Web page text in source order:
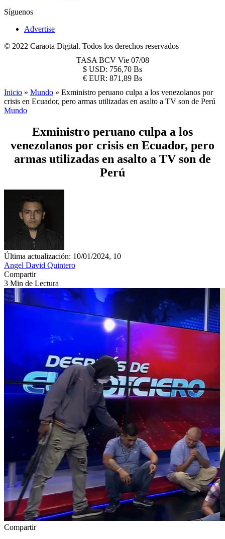
Síguenos
Advertise
© 2022 Caraota Digital. Todos los derechos reservados
TASA BCV Vie 07/08
$ USD: 756,70 Bs
€ EUR: 871,89 Bs
Inicio » Mundo » Exministro peruano culpa a los venezolanos por
crisis en Ecuador, pero armas utilizadas en asalto a TV son de Perú
Mundo
Exministro peruano culpa a los
venezolanos por crisis en Ecuador, pero
armas utilizadas en asalto a TV son de
Perú
Última actualización: 10/01/2024, 10
Angel David Quintero
Compartir
3 Min de Lectura
Compartir